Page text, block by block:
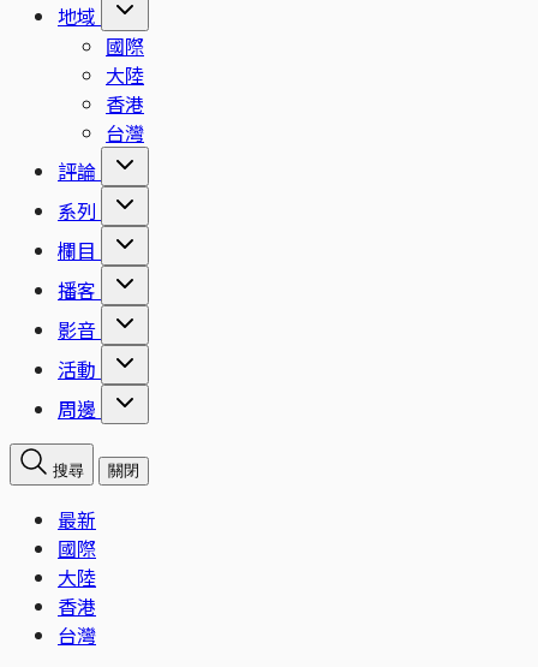
地域
國際
大陸
香港
台灣
評論
系列
欄目
播客
影音
活動
周邊
搜尋 關閉
最新
國際
大陸
香港
台灣